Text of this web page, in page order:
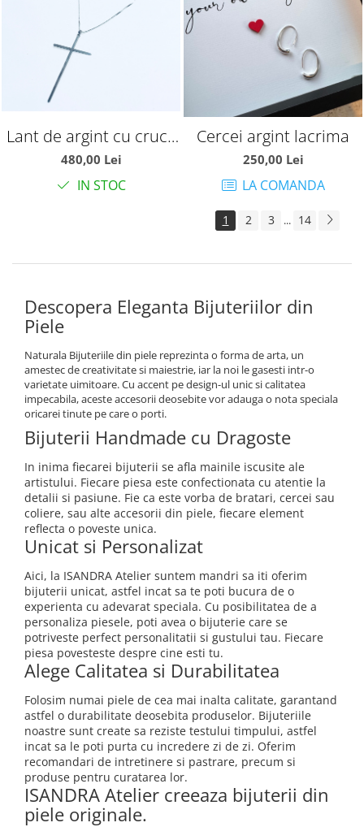
Lant de argint cu cruce
mare
480,00 Lei
IN STOC
Cercei argint lacrima
250,00 Lei
LA COMANDA
1 2 3 ... 14
Descopera Eleganta Bijuteriilor din
Piele
Naturala Bijuteriile din piele reprezinta o forma de arta, un
amestec de creativitate si maiestrie, iar la noi le gasesti intr-o
varietate uimitoare. Cu accent pe design-ul unic si calitatea
impecabila, aceste accesorii deosebite vor adauga o nota speciala
oricarei tinute pe care o porti.
Bijuterii Handmade cu Dragoste
In inima fiecarei bijuterii se afla mainile iscusite ale
artistului. Fiecare piesa este confectionata cu atentie la
detalii si pasiune. Fie ca este vorba de bratari, cercei sau
coliere, sau alte accesorii din piele, fiecare element
reflecta o poveste unica.
Unicat si Personalizat
Aici, la ISANDRA Atelier suntem mandri sa iti oferim
bijuterii unicat, astfel incat sa te poti bucura de o
experienta cu adevarat speciala. Cu posibilitatea de a
personaliza piesele, poti avea o bijuterie care se
potriveste perfect personalitatii si gustului tau. Fiecare
piesa povesteste despre cine esti tu.
Alege Calitatea si Durabilitatea
Folosim numai piele de cea mai inalta calitate, garantand
astfel o durabilitate deosebita produselor. Bijuteriile
noastre sunt create sa reziste testului timpului, astfel
incat sa le poti purta cu incredere zi de zi. Oferim
recomandari de intretinere si pastrare, precum si
produse pentru curatarea lor.
ISANDRA Atelier creeaza bijuterii din
piele originale.